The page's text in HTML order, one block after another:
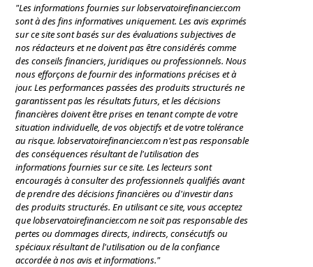
"Les informations fournies sur lobservatoirefinancier.com
sont à des fins informatives uniquement. Les avis exprimés
sur ce site sont basés sur des évaluations subjectives de
nos rédacteurs et ne doivent pas être considérés comme
des conseils financiers, juridiques ou professionnels. Nous
nous efforçons de fournir des informations précises et à
jour. Les performances passées des produits structurés ne
garantissent pas les résultats futurs, et les décisions
financières doivent être prises en tenant compte de votre
situation individuelle, de vos objectifs et de votre tolérance
au risque. lobservatoirefinancier.com n'est pas responsable
des conséquences résultant de l'utilisation des
informations fournies sur ce site. Les lecteurs sont
encouragés à consulter des professionnels qualifiés avant
de prendre des décisions financières ou d'investir dans
des produits structurés. En utilisant ce site, vous acceptez
que lobservatoirefinancier.com ne soit pas responsable des
pertes ou dommages directs, indirects, consécutifs ou
spéciaux résultant de l'utilisation ou de la confiance
accordée à nos avis et informations."